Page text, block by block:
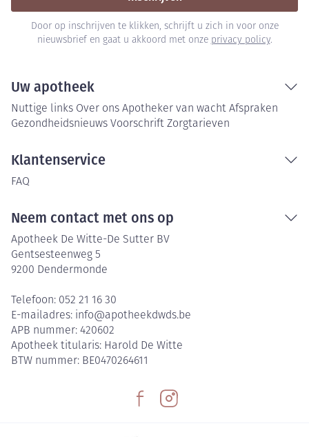
Door op inschrijven te klikken, schrijft u zich in voor onze
nieuwsbrief en gaat u akkoord met onze privacy policy.
Uw apotheek
Nuttige links Over ons Apotheker van wacht Afspraken
Gezondheidsnieuws Voorschrift Zorgtarieven
Klantenservice
FAQ
Neem contact met ons op
Apotheek De Witte-De Sutter BV
Gentsesteenweg 5
9200 Dendermonde
Telefoon: 052 21 16 30
E-mailadres: info@apotheekdwds.be
APB nummer: 420602
Apotheek titularis: Harold De Witte
BTW nummer: BE0470264611